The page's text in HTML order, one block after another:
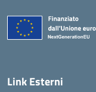
Link Esterni